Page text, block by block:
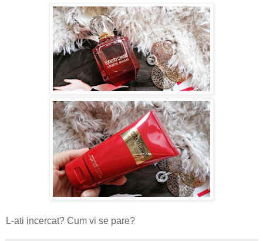
L-ati incercat? Cum vi se pare?